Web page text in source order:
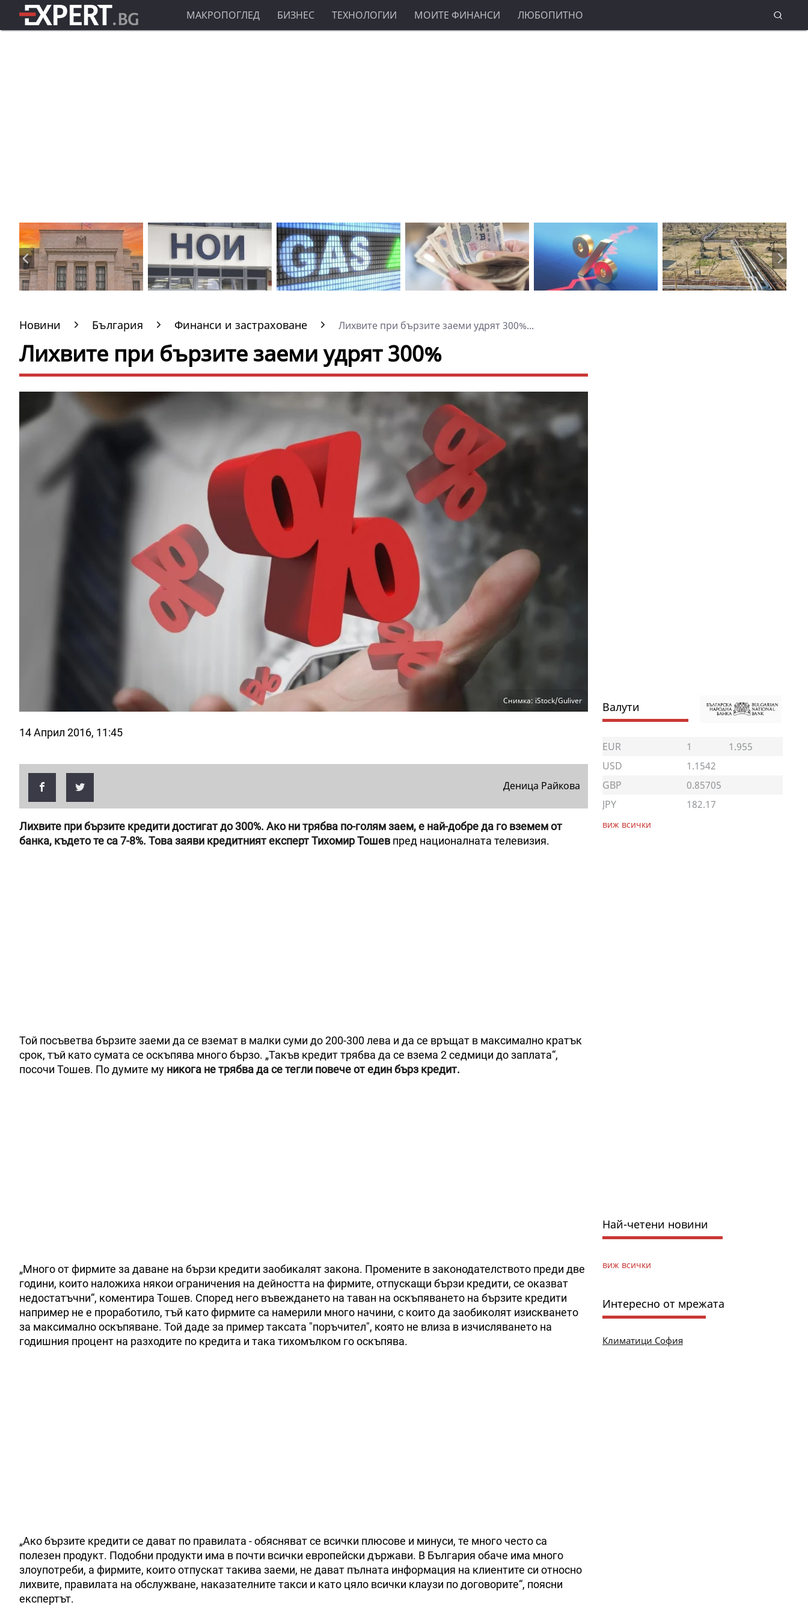
МАКРОПОГЛЕД БИЗНЕС ТЕХНОЛОГИИ МОИТЕ ФИНАНСИ ЛЮБОПИТНО
Новини България Финанси и застраховане Лихвите при бързите заеми удрят 300%...
Лихвите при бързите заеми удрят 300%
Снимка: iStock/Guliver
14 Април 2016, 11:45
Деница Райкова
Лихвите при бързите кредити достигат до 300%. Ако ни трябва по-голям заем, е най-добре да го вземем от
банка, където те са 7-8%. Това заяви кредитният експерт Тихомир Тошев пред националната телевизия.
Той посъветва бързите заеми да се вземат в малки суми до 200-300 лева и да се връщат в максимално кратък
срок, тъй като сумата се оскъпява много бързо. „Такъв кредит трябва да се взема 2 седмици до заплата“,
посочи Тошев. По думите му никога не трябва да се тегли повече от един бърз кредит.
„Много от фирмите за даване на бързи кредити заобикалят закона. Промените в законодателството преди две
години, които наложиха някои ограничения на дейността на фирмите, отпускащи бързи кредити, се оказват
недостатъчни“, коментира Тошев. Според него въвеждането на таван на оскъпяването на бързите кредити
например не е проработило, тъй като фирмите са намерили много начини, с които да заобиколят изискването
за максимално оскъпяване. Той даде за пример таксата "поръчител", която не влиза в изчисляването на
годишния процент на разходите по кредита и така тихомълком го оскъпява.
„Ако бързите кредити се дават по правилата - обясняват се всички плюсове и минуси, те много често са
полезен продукт. Подобни продукти има в почти всички европейски държави. В България обаче има много
злоупотреби, а фирмите, които отпускат такива заеми, не дават пълната информация на клиентите си относно
лихвите, правилата на обслужване, наказателните такси и като цяло всички клаузи по договорите“, поясни
експертът.
Валути
EUR 1
1.955
USD
1.1542
GBP
0.85705
JPY
182.17
виж всички
Най-четени новини
виж всички
Интересно от мрежата
Климатици София